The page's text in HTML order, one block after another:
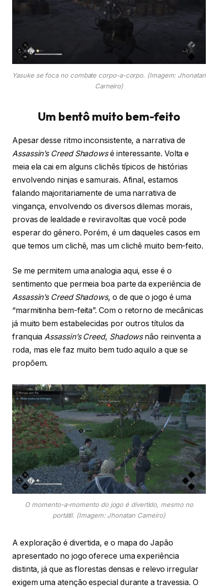
Yasuke se foca no combate corpo-a-corpo. (Imagem: Jhonatan
Carneiro)
Um bentô muito bem-feito
Apesar desse ritmo inconsistente, a narrativa de
Assassin’s Creed Shadowsé interessante. Volta e
meia ela cai em alguns clichês típicos de histórias
envolvendo ninjas e samurais. Afinal, estamos
falando majoritariamente de uma narrativa de
vingança, envolvendo os diversos dilemas morais,
provas de lealdade e reviravoltas que você pode
esperar do gênero. Porém, é um daqueles casos em
que temos um clichê, mas um clichê muito bem-feito.
Se me permitem uma analogia aqui, esse é o
sentimento que permeia boa parte da experiência de
Assassin’s Creed Shadows, o de que o jogo é uma
“marmitinha bem-feita”. Com o retorno de mecânicas
já muito bem estabelecidas por outros títulos da
franquiaAssassin’s Creed, Shadows não reinventa a
roda, mas ele faz muito bem tudo aquilo a que se
propõem.
O momento-a-momento do jogo é divertido, mesmo no
portátil. (Imagem: Jhonatan Carneiro)
A exploração é divertida, e o mapa do Japão
apresentado no jogo oferece uma experiência
distinta, já que as florestas densas e relevo irregular
exigem uma atenção especial durante a travessia. O